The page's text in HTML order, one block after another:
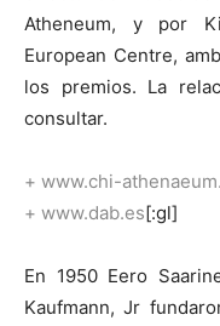
Atheneum, y por
European Centre,
los premios. La
consultar.
+ www.chi-
+ www.dab.es[:gl]
En 1950 Eero
Kaufmann, Jr